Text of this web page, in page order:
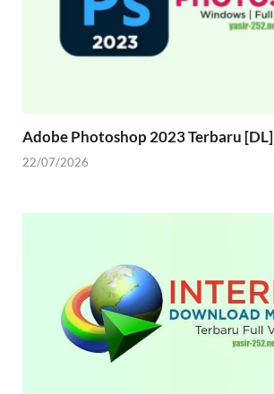
Adobe Photoshop 2023 Terbaru [DL]
22/07/2026